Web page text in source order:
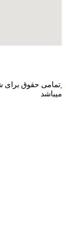
تمامی حقوق برای
میباشد